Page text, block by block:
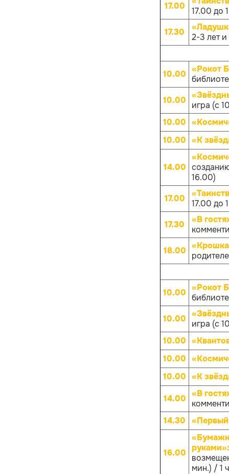
17.00
17.00 до
17.30
2-3 лет
10.00 «Рокот
10.00
игра (с
10.00
10.00 «К
14.00
16.00)
17.00
17.00 до
17.30
«В
18.00
10.00 «Рокот
10.00
игра (с
10.00
10.00
10.00 «К
14.00 «В
14.30
16.00
мин.) / 1